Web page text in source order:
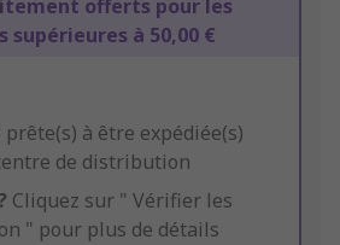
offerts pour les
supérieures à 50,00 €
prête(s) à être expédiée(s)
de distribution
Cliquez sur " Vérifier les
" pour plus de détails